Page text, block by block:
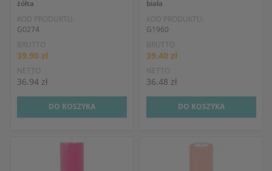
żółta
KOD PRODUKTU:
G0274
BRUTTO
39.90 zł
NETTO
36.94 zł
DO KOSZYKA
biała
KOD PRODUKTU:
G1960
BRUTTO
39.40 zł
NETTO
36.48 zł
DO KOSZYKA